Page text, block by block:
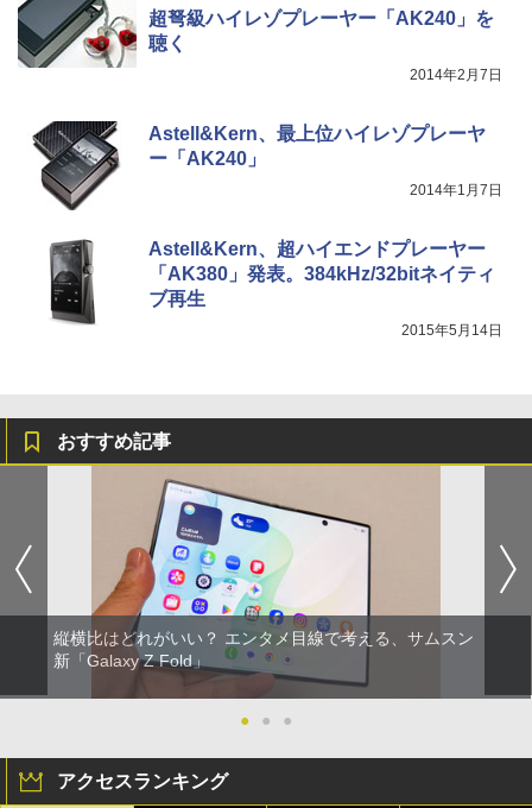
超弩級ハイレゾプレーヤー「AK240」を
聴く
2014年2月7日
Astell&Kern、最上位ハイレゾプレーヤ
ー「AK240」
2014年1月7日
Astell&Kern、超ハイエンドプレーヤー
「AK380」発表。384kHz/32bitネイティ
ブ再生
2015年5月14日
おすすめ記事
縦横比はどれがいい？ エンタメ目線で考える、サムスン
新「Galaxy Z Fold」
● ● ●
アクセスランキング